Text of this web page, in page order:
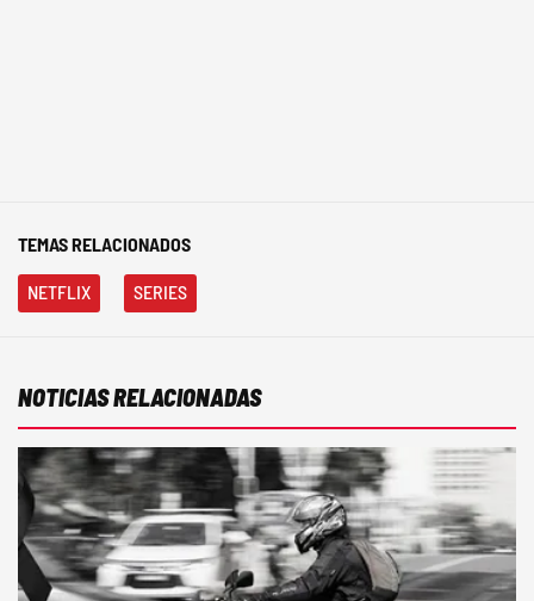
TEMAS RELACIONADOS
NETFLIX SERIES
NOTICIAS RELACIONADAS